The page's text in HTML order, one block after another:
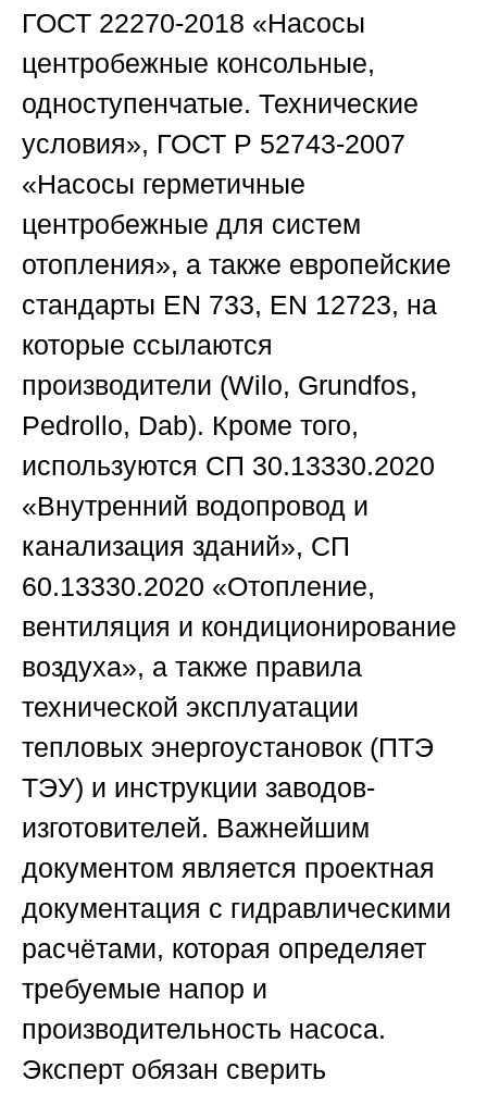
ГОСТ 22270-2018 «Насосы
центробежные консольные,
одноступенчатые. Технические
условия», ГОСТ Р 52743-2007
«Насосы герметичные
центробежные для систем
отопления», а также европейские
стандарты EN 733, EN 12723, на
которые ссылаются
производители (Wilo, Grundfos,
Pedrollo, Dab). Кроме того,
используются СП 30.13330.2020
«Внутренний водопровод и
канализация зданий», СП
60.13330.2020 «Отопление,
вентиляция и кондиционирование
воздуха», а также правила
технической эксплуатации
тепловых энергоустановок (ПТЭ
ТЭУ) и инструкции заводов-
изготовителей. Важнейшим
документом является проектная
документация с гидравлическими
расчётами, которая определяет
требуемые напор и
производительность насоса.
Эксперт обязан сверить